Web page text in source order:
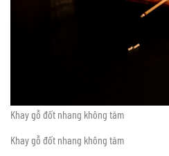
Khay gỗ đốt nhang không tăm
Khay gỗ đốt nhang không tăm